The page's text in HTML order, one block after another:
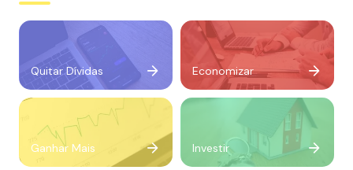
Quitar Dívidas Economizar
Ganhar Mais Investir